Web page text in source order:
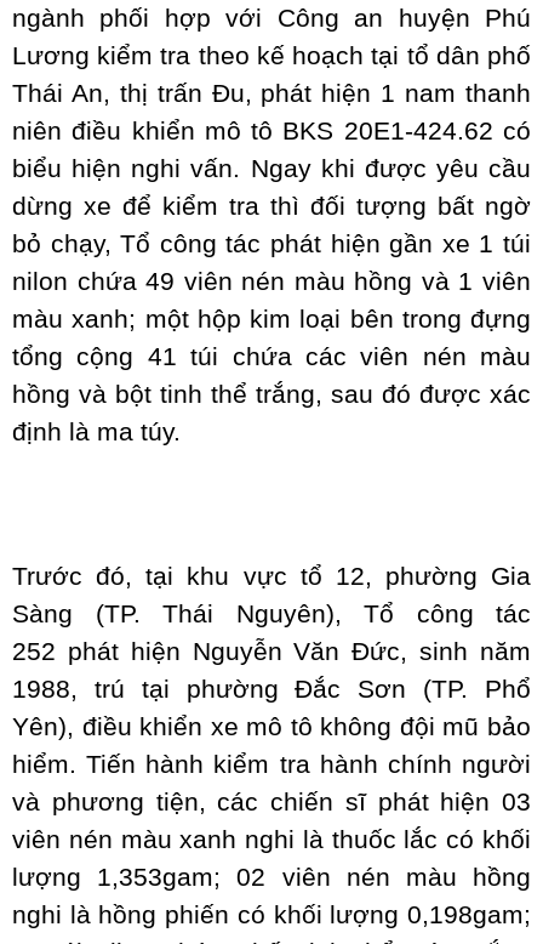
ngành phối hợp với Công an huyện Phú
Lương kiểm tra theo kế hoạch tại tổ dân phố
Thái An, thị trấn Đu, phát hiện 1 nam thanh
niên điều khiển mô tô BKS 20E1-424.62 có
biểu hiện nghi vấn. Ngay khi được yêu cầu
dừng xe để kiểm tra thì đối tượng bất ngờ
bỏ chạy, Tổ công tác phát hiện gần xe 1 túi
nilon chứa 49 viên nén màu hồng và 1 viên
màu xanh; một hộp kim loại bên trong đựng
tổng cộng 41 túi chứa các viên nén màu
hồng và bột tinh thể trắng, sau đó được xác
định là ma túy.
Trước đó, tại khu vực tổ 12, phường Gia
Sàng (TP. Thái Nguyên), Tổ công tác
252 phát hiện Nguyễn Văn Đức, sinh năm
1988, trú tại phường Đắc Sơn (TP. Phổ
Yên), điều khiển xe mô tô không đội mũ bảo
hiểm. Tiến hành kiểm tra hành chính người
và phương tiện, các chiến sĩ phát hiện 03
viên nén màu xanh nghi là thuốc lắc có khối
lượng 1,353gam; 02 viên nén màu hồng
nghi là hồng phiến có khối lượng 0,198gam;